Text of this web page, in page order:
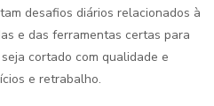
desafios diários relacionados à
e das ferramentas certas para
cortado com qualidade e
e retrabalho.